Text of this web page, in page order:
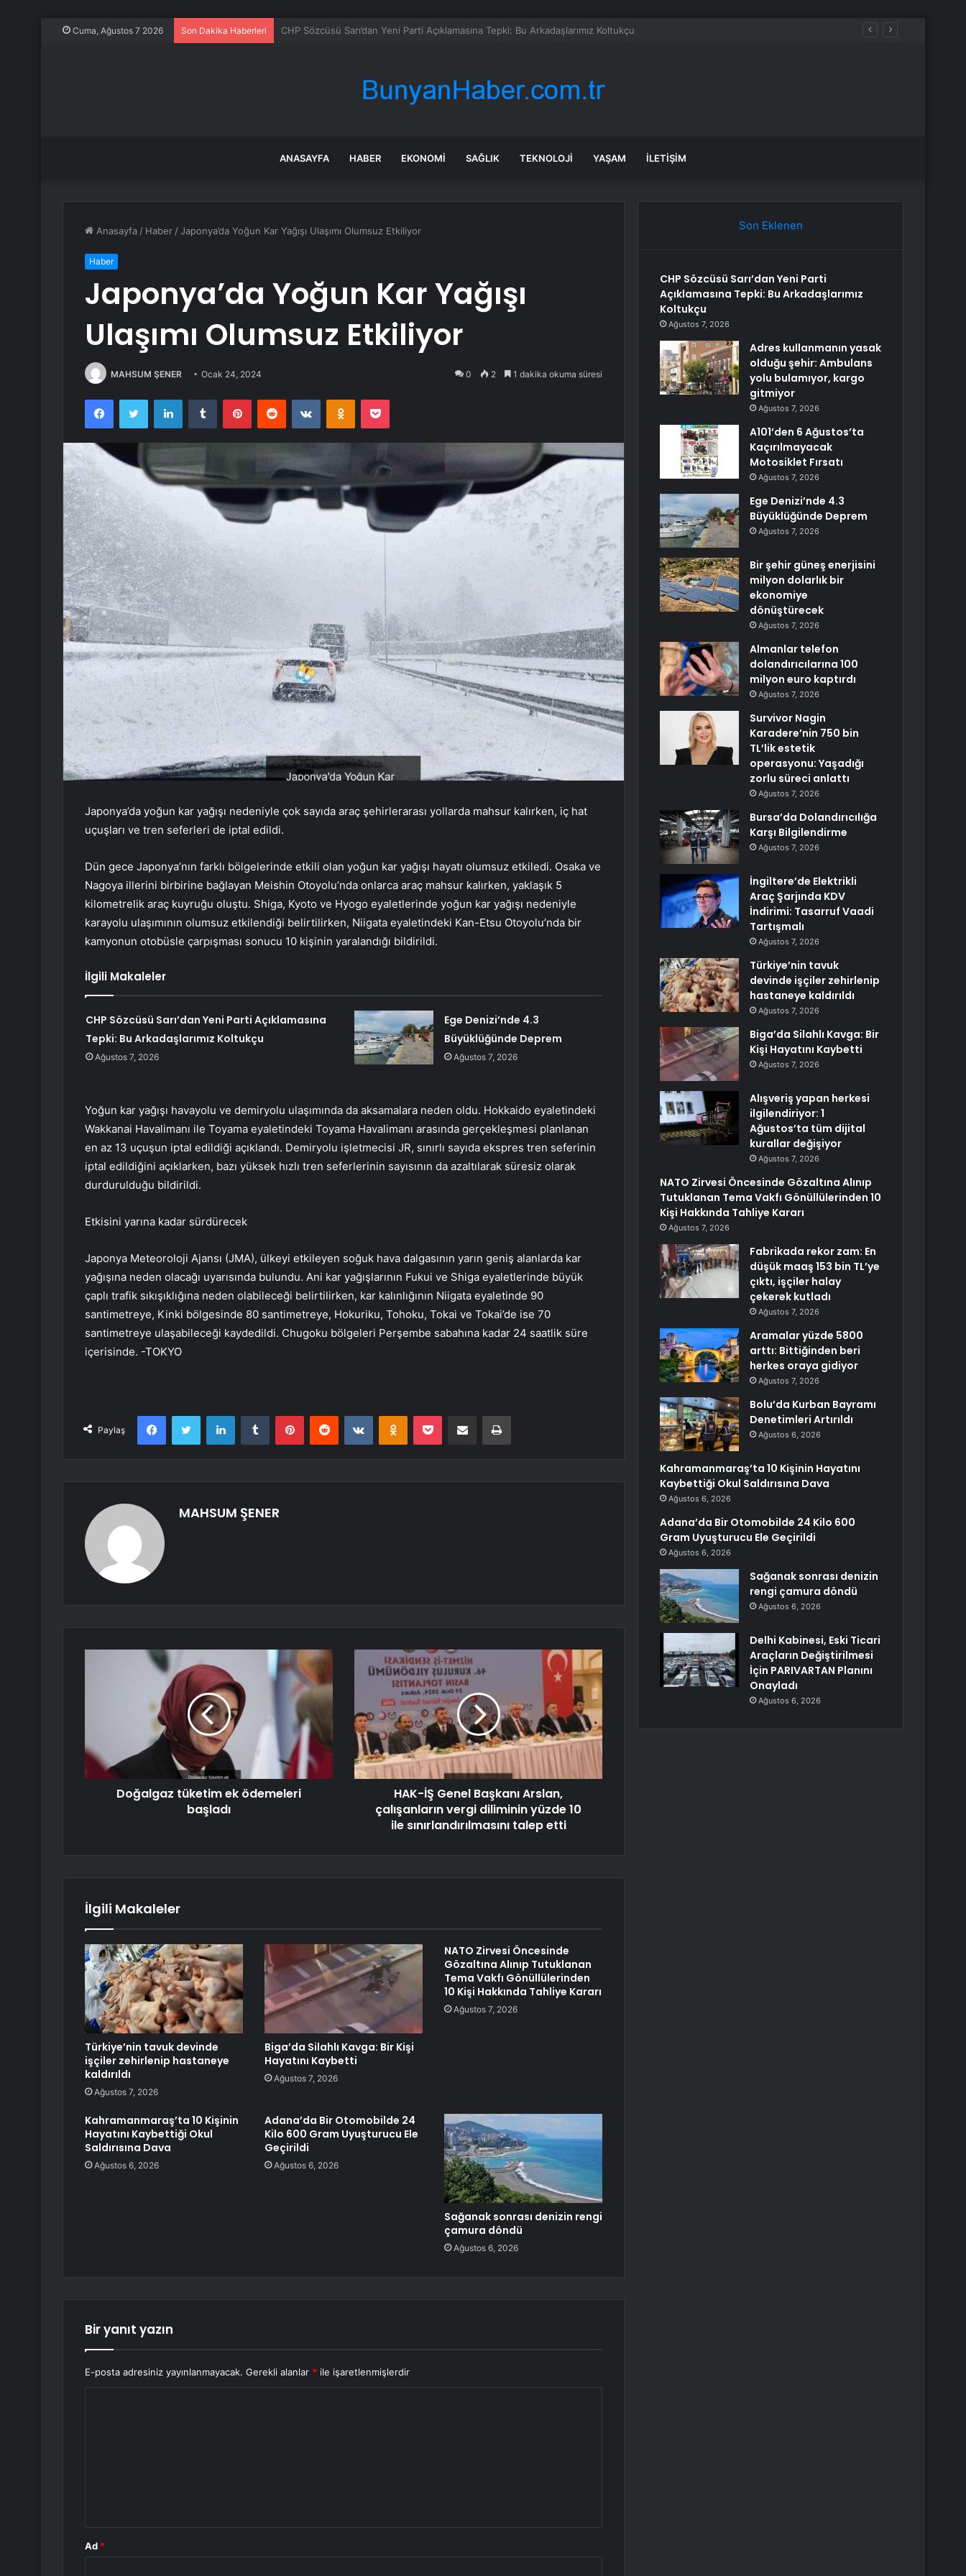
Cuma, Ağustos 7 2026 Son Dakika Haberleri Adres kullanmanın yasak olduğu şehir: Ambulans yolu bulamıyor, kargo gitmiyor
ANASAYFA HABER EKONOMI SAĞLIK TEKNOLOJI YAŞAM İLETIŞIM
Anasayfa / Haber /Japonya’da Yoğun Kar Yağışı Ulaşımı Olumsuz Etkiliyor
Haber
Japonya’da Yoğun Kar Yağışı
Ulaşımı Olumsuz Etkiliyor
MAHSUM ŞENER Ocak 24, 2024 0 2 1 dakika okuma süresi
FacebookTwitter LinkedInTumblr PinterestReddit VKontakteOdnoklassniki
Pocket
Japonya’da yoğun kar yağışı nedeniyle çok sayıda araç şehirlerarası yollarda mahsur kalırken, iç hat
uçuşları ve tren seferleri de iptal edildi.
Dün gece Japonya’nın farklı bölgelerinde etkili olan yoğun kar yağışı hayatı olumsuz etkiledi. Osaka ve
Nagoya illerini birbirine bağlayan Meishin Otoyolu’nda onlarca araç mahsur kalırken, yaklaşık 5
kilometrelik araç kuyruğu oluştu. Shiga, Kyoto ve Hyogo eyaletlerinde yoğun kar yağışı nedeniyle
karayolu ulaşımının olumsuz etkilendiği belirtilirken, Niigata eyaletindeki Kan-Etsu Otoyolu’nda bir
kamyonun otobüsle çarpışması sonucu 10 kişinin yaralandığı bildirildi.
İlgili Makaleler
CHP Sözcüsü Sarı’dan Yeni Parti Açıklamasına
Tepki: Bu Arkadaşlarımız Koltukçu
Ağustos 7, 2026
Ege Denizi’nde 4.3
Büyüklüğünde Deprem
Ağustos 7, 2026
Yoğun kar yağışı havayolu ve demiryolu ulaşımında da aksamalara neden oldu. Hokkaido eyaletindeki
Wakkanai Havalimanı ile Toyama eyaletindeki Toyama Havalimanı arasında gerçekleşmesi planlanan
en az 13 uçuşun iptal edildiği açıklandı. Demiryolu işletmecisi JR, sınırlı sayıda ekspres tren seferinin
iptal edildiğini açıklarken, bazı yüksek hızlı tren seferlerinin sayısının da azaltılarak süresiz olarak
durdurulduğu bildirildi.
Etkisini yarına kadar sürdürecek
Japonya Meteoroloji Ajansı (JMA), ülkeyi etkileyen soğuk hava dalgasının yarın geniş alanlarda kar
yağışına neden olacağı uyarısında bulundu. Ani kar yağışlarının Fukui ve Shiga eyaletlerinde büyük
çaplı trafik sıkışıklığına neden olabileceği belirtilirken, kar kalınlığının Niigata eyaletinde 90
santimetreye, Kinki bölgesinde 80 santimetreye, Hokuriku, Tohoku, Tokai ve Tokai’de ise 70
santimetreye ulaşabileceği kaydedildi. Chugoku bölgeleri Perşembe sabahına kadar 24 saatlik süre
içerisinde. -TOKYO
Paylaş
FacebookTwitter LinkedInTumblr PinterestReddit VKontakteOdnoklassniki
Pocket E-Posta ile paylaş Yazdır
MAHSUM ŞENER
Doğalgaz tüketim ek ödemeleri
başladı
HAK-İŞ Genel Başkanı Arslan,
çalışanların vergi diliminin yüzde 10
ile sınırlandırılmasını talep etti
İlgili Makaleler
Türkiye’nin tavuk devinde
işçiler zehirlenip hastaneye
kaldırıldı
Ağustos 7, 2026
Biga’da Silahlı Kavga: Bir Kişi
Hayatını Kaybetti
Ağustos 7, 2026
NATO Zirvesi Öncesinde
Gözaltına Alınıp Tutuklanan
Tema Vakfı Gönüllülerinden
10 Kişi Hakkında Tahliye Kararı
Ağustos 7, 2026
Kahramanmaraş’ta 10 Kişinin
Hayatını Kaybettiği Okul
Saldırısına Dava
Ağustos 6, 2026
Adana’da Bir Otomobilde 24
Kilo 600 Gram Uyuşturucu Ele
Geçirildi
Ağustos 6, 2026
Sağanak sonrası denizin rengi
çamura döndü
Ağustos 6, 2026
Bir yanıt yazın
E-posta adresiniz yayınlanmayacak. Gerekli alanlar * ile işaretlenmişlerdir
Ad *
Son Eklenen
CHP Sözcüsü Sarı’dan Yeni Parti
Açıklamasına Tepki: Bu Arkadaşlarımız
Koltukçu
Ağustos 7, 2026
Adres kullanmanın yasak
olduğu şehir: Ambulans
yolu bulamıyor, kargo
gitmiyor
Ağustos 7, 2026
A101’den 6 Ağustos’ta
Kaçırılmayacak
Motosiklet Fırsatı
Ağustos 7, 2026
Ege Denizi’nde 4.3
Büyüklüğünde Deprem
Ağustos 7, 2026
Bir şehir güneş enerjisini
milyon dolarlık bir
ekonomiye
dönüştürecek
Ağustos 7, 2026
Almanlar telefon
dolandırıcılarına 100
milyon euro kaptırdı
Ağustos 7, 2026
Survivor Nagin
Karadere’nin 750 bin
TL’lik estetik
operasyonu: Yaşadığı
zorlu süreci anlattı
Ağustos 7, 2026
Bursa’da Dolandırıcılığa
Karşı Bilgilendirme
Ağustos 7, 2026
İngiltere’de Elektrikli
Araç Şarjında KDV
İndirimi: Tasarruf Vaadi
Tartışmalı
Ağustos 7, 2026
Türkiye’nin tavuk
devinde işçiler zehirlenip
hastaneye kaldırıldı
Ağustos 7, 2026
Biga’da Silahlı Kavga: Bir
Kişi Hayatını Kaybetti
Ağustos 7, 2026
Alışveriş yapan herkesi
ilgilendiriyor: 1
Ağustos’ta tüm dijital
kurallar değişiyor
Ağustos 7, 2026
NATO Zirvesi Öncesinde Gözaltına Alınıp
Tutuklanan Tema Vakfı Gönüllülerinden 10
Kişi Hakkında Tahliye Kararı
Ağustos 7, 2026
Fabrikada rekor zam: En
düşük maaş 153 bin TL’ye
çıktı, işçiler halay
çekerek kutladı
Ağustos 7, 2026
Aramalar yüzde 5800
arttı: Bittiğinden beri
herkes oraya gidiyor
Ağustos 7, 2026
Bolu’da Kurban Bayramı
Denetimleri Artırıldı
Ağustos 6, 2026
Kahramanmaraş’ta 10 Kişinin Hayatını
Kaybettiği Okul Saldırısına Dava
Ağustos 6, 2026
Adana’da Bir Otomobilde 24 Kilo 600
Gram Uyuşturucu Ele Geçirildi
Ağustos 6, 2026
Sağanak sonrası denizin
rengi çamura döndü
Ağustos 6, 2026
Delhi Kabinesi, Eski Ticari
Araçların Değiştirilmesi
İçin PARIVARTAN Planını
Onayladı
Ağustos 6, 2026